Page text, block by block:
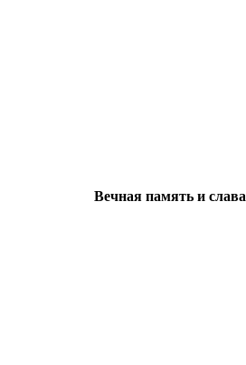
Вечная память и слава